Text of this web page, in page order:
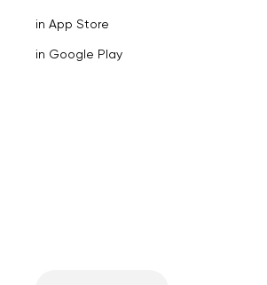
in App Store
in Google Play